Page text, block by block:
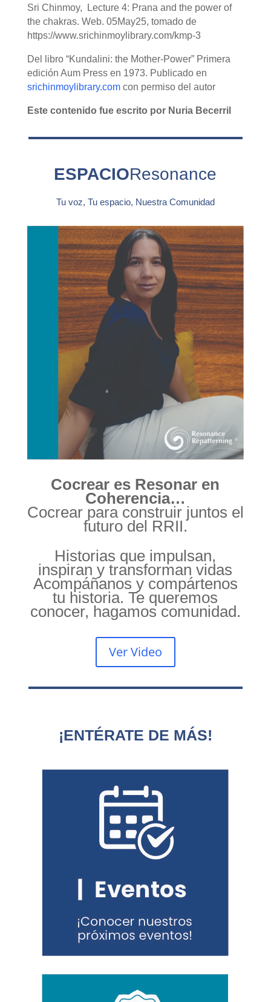
Sri Chinmoy, Lecture 4: Prana and the power of
the chakras. Web. 05May25, tomado de
https://www.srichinmoylibrary.com/kmp-3
Del libro “Kundalini: the Mother-Power” Primera
edición Aum Press en 1973. Publicado en
srichinmoylibrary.comcon permiso del autor
Este contenido fue escrito por Nuria Becerril
ESPACIOResonance
Tu voz, Tu espacio, Nuestra Comunidad
Cocrear es Resonar en
Coherencia…
Cocrear para construir juntos el
futuro del RRII.
Historias que impulsan,
inspiran y transforman vidas
Acompáñanos y compártenos
tu historia. Te queremos
conocer, hagamos comunidad.
Ver Video
¡ENTÉRATE DE MÁS!